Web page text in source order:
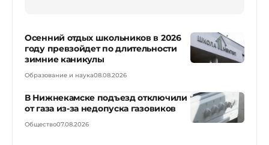
Осенний отдых школьников в 2026
году превзойдет по длительности
зимние каникулы
Образование и наука08.08.2026
В Нижнекамске подъезд отключили
от газа из-за недопуска газовиков
Общество07.08.2026